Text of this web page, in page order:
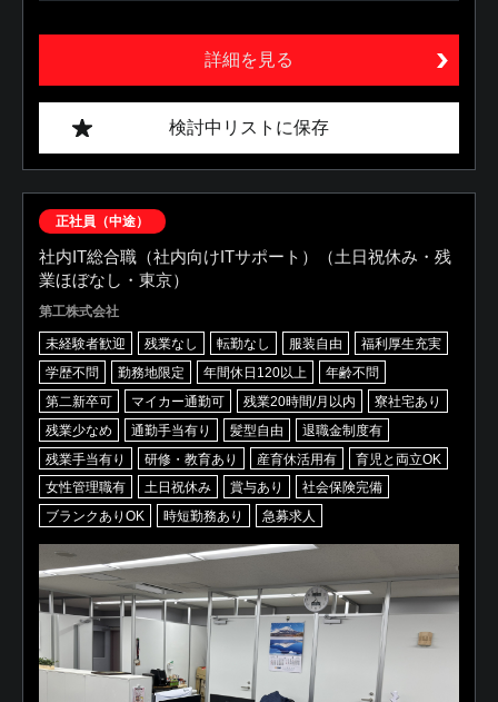
詳細を見る
検討中リストに保存
正社員（中途）
社内IT総合職（社内向けITサポート）（土日祝休み・残
業ほぼなし・東京）
第工株式会社
未経験者歓迎 残業なし 転勤なし 服装自由
福利厚生充実
学歴不問
勤務地限定 年間休日120以上
年齢不問
第二新卒可
マイカー通勤可 残業20時間/月以内
寮社宅あり
残業少なめ
通勤手当有り 髪型自由
退職金制度有
残業手当有り
研修・教育あり 産育休活用有
育児と両立OK
女性管理職有
土日祝休み 賞与あり
社会保険完備
ブランクありOK
時短勤務あり 急募求人